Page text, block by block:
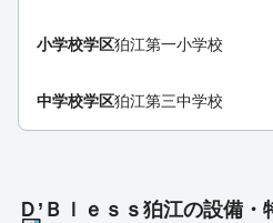
小学校学区狛江第一小学校
中学校学区狛江第三中学校
Ｄ’Ｂｌｅｓｓ狛江の設備・